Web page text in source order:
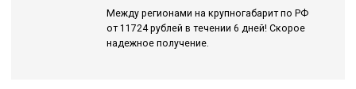
Между регионами на крупногабарит по РФ
от 11724 рублей в течении 6 дней! Скорое
надежное получение.